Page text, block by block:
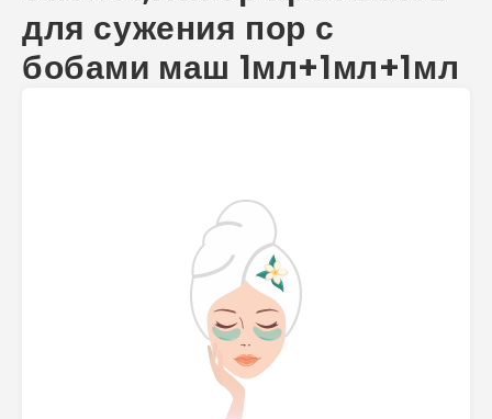
для сужения пор с
бобами маш 1мл+1мл+1мл